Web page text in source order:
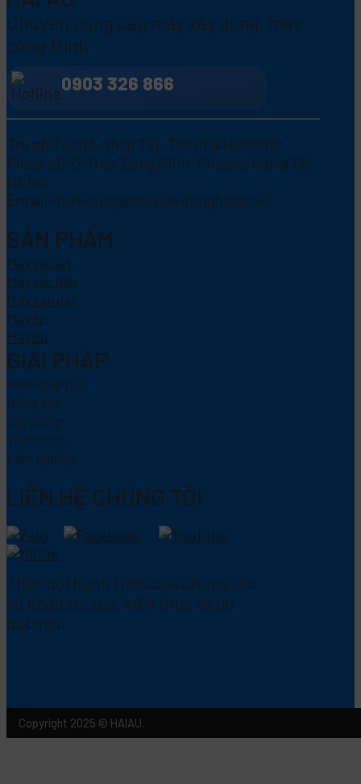
Chuyên cung cấp máy xây dựng, máy
công trình
0903 326 866
Trụ sở:Tầng 5, tháp Tây, Tòa nhà Hancorp
Plaza, số 72 Trần Đăng Ninh, Phường Nghĩa Đô,
Hà Nội
Email: marketing@mayxaydunghaiau.vn
SẢN PHẨM
Máy xúc lật
Máy xúc đào
Máy san gạt
Máy lu
Máy cũ
GIẢI PHÁP
Khai thác mỏ
Nông sản
Xây dựng
Trạm trộn
Lâm nghiệp
LIÊN HỆ CHÚNG TÔI
Theo dõi hành trình của chúng tôi
và nhận tin tức, kiến thức và ưu
đãi mới.
Copyright 2025 © HAIAU.